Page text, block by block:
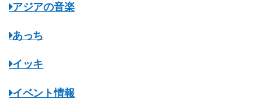
アジアの音楽
あっち
イッキ
イベント情報